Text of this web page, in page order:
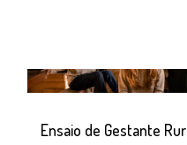
Ensaio de Gestante